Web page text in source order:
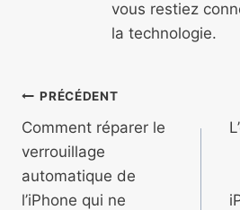
vous restiez
la technologie.
Navigation
de
l’article
PRÉCÉDENT
Comment réparer le
verrouillage
automatique de
l’iPhone qui ne